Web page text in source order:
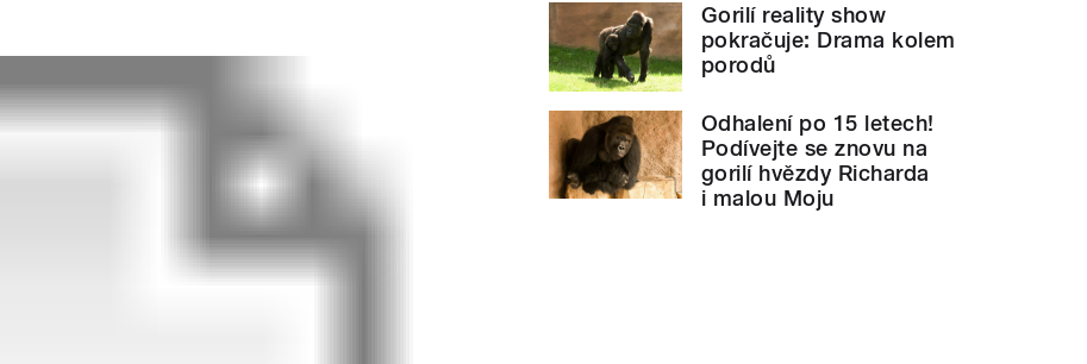
Gorilí reality show
pokračuje: Drama kolem
porodů
Odhalení po 15 letech!
Podívejte se znovu na
gorilí hvězdy Richarda
i malou Moju